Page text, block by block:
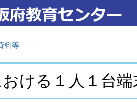
料等
ける１人１台